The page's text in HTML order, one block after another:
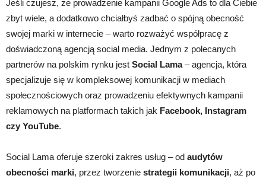
Jeśli czujesz, że prowadzenie kampanii Google Ads to dla Ciebie
zbyt wiele, a dodatkowo chciałbyś zadbać o spójną obecność
swojej marki w internecie – warto rozważyć współpracę z
doświadczoną agencją social media. Jednym z polecanych
partnerów na polskim rynku jest Social Lama– agencja, która
specjalizuje się w kompleksowej komunikacji w mediach
społecznościowych oraz prowadzeniu efektywnych kampanii
reklamowych na platformach takich jak Facebook, Instagram
czy YouTube.
Social Lama oferuje szeroki zakres usług – od audytów
obecności marki, przez tworzenie strategii komunikacji, aż po